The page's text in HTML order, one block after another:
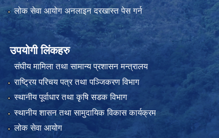
लोक सेवा आयोग अनलाइन दरखास्त पेस गर्न
उपयोगी लिंकहरु
संघीय मामिला तथा सामान्य प्रशासन मन्त्रालय
राष्ट्रिय परिचय पत्र तथा पञ्जिकरण विभाग
स्थानीय पूर्वाधार तथा कृषि सडक विभाग
स्थानीय शासन तथा सामुदायिक विकास कार्यक्रम
लोक सेवा आयोग